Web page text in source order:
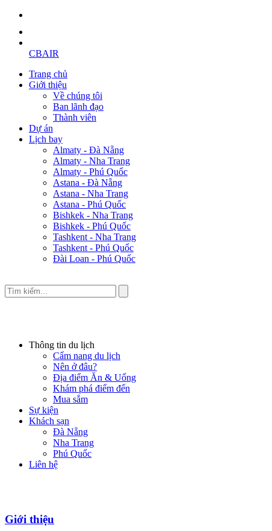
CBAIR
Trang chủ
Giới thiệu
Về chúng tôi
Ban lãnh đạo
Thành viên
Dự án
Lịch bay
Almaty - Đà Nẵng
Almaty - Nha Trang
Almaty - Phú Quốc
Astana - Đà Nẵng
Astana - Nha Trang
Astana - Phú Quốc
Bishkek - Nha Trang
Bishkek - Phú Quốc
Tashkent - Nha Trang
Tashkent - Phú Quốc
Đài Loan - Phú Quốc
Thông tin du lịch
Cẩm nang du lịch
Nên ở đâu?
Địa điểm Ăn & Uống
Khám phá điểm đến
Mua sắm
Sự kiện
Khách sạn
Đà Nẵng
Nha Trang
Phú Quốc
Liên hệ
Giới thiệu